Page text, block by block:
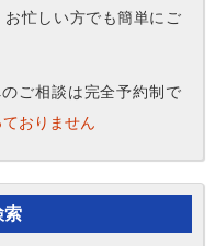
お忙しい方でも簡単にご
ご相談は完全予約制で
おりません
索